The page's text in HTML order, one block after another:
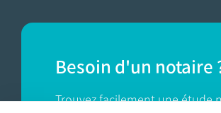
Besoin d'un notaire
Trouvez facilement une étude